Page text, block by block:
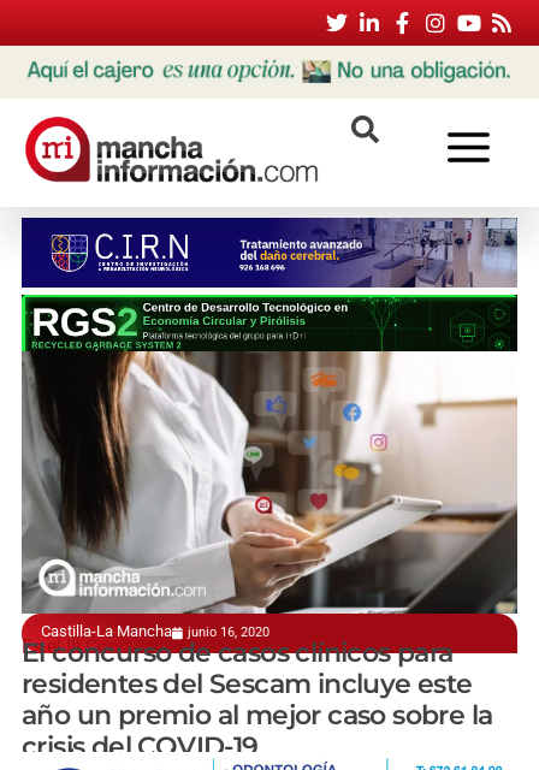
Castilla-La Mancha junio 16, 2020
Es el III Concurso
El concurso de casos clínicos para
residentes del Sescam incluye este
año un premio al mejor caso sobre la
crisis del COVID-19
manchainformacion.com